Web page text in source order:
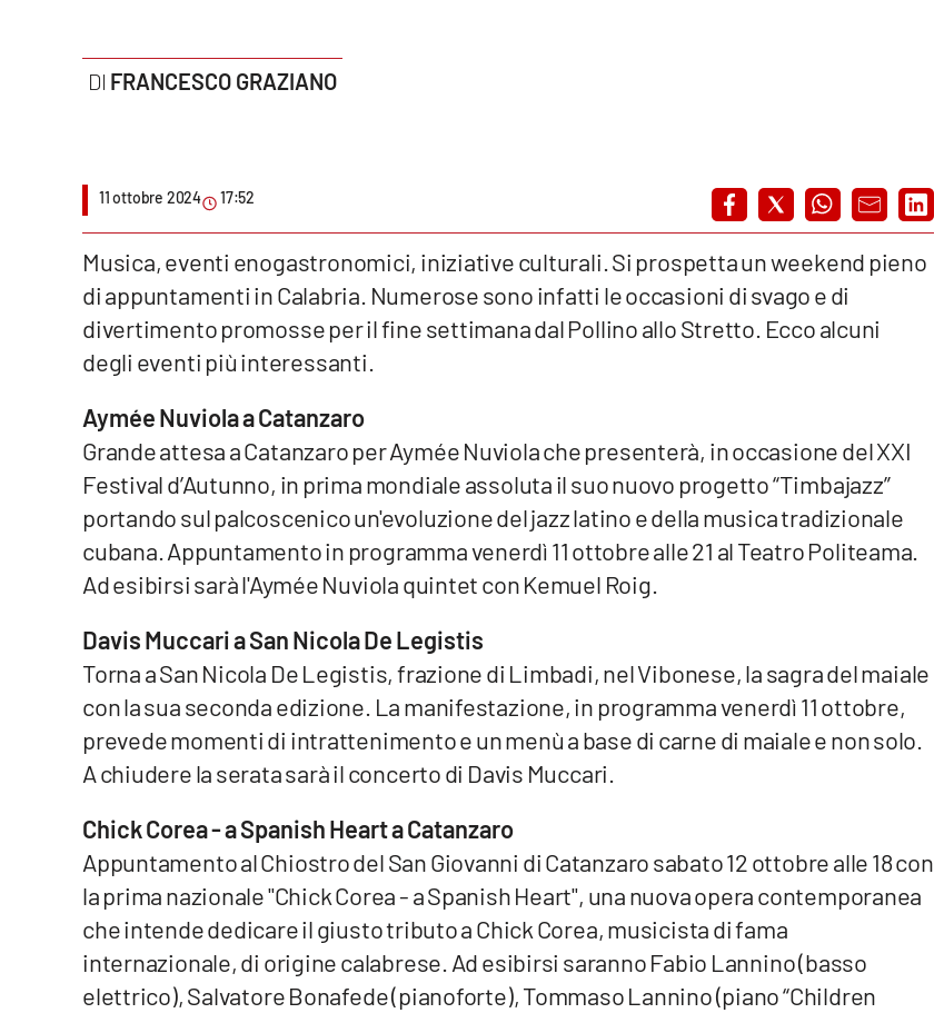
Parchi Marini Calabria
Imprese Di Calabria
Venti di comunicazione
Streaming
Vibo Valentia
FRANCESCO GRAZIANO
11 ottobre 2024 17:52
Musica,eventi enogastronomici, iniziative culturali. Si prospetta unweekend pieno
di appuntamenti in Calabria. Numerose sono infatti le occasioni di svago e di
divertimento promosse per il fine settimana dal Pollino allo Stretto. Ecco alcuni
degli eventi più interessanti.
Aymée Nuviola a Catanzaro
Grande attesa a Catanzaro per Aymée Nuviola che presenterà, in occasione del XXI
Festival d’Autunno, in prima mondiale assoluta il suo nuovo progetto “Timbajazz”
portando sul palcoscenico un'evoluzione del jazz latino e della musica tradizionale
cubana. Appuntamento in programma venerdì 11 ottobre alle 21 al Teatro Politeama.
Ad esibirsi sarà l'Aymée Nuviola quintet con Kemuel Roig.
Davis Muccari a San Nicola De Legistis
Torna a San Nicola De Legistis, frazione di Limbadi, nel Vibonese, la sagra del maiale
con la sua seconda edizione. La manifestazione, in programma venerdì 11 ottobre,
prevede momenti di intrattenimento e un menù a base di carne di maiale e non solo.
A chiudere la serata sarà il concerto di Davis Muccari.
Chick Corea - a Spanish Heart a Catanzaro
Appuntamento al Chiostro del San Giovanni di Catanzaro sabato 12 ottobre alle 18 con
la prima nazionale "Chick Corea - a Spanish Heart", una nuova opera contemporanea
che intende dedicare il giusto tributo a Chick Corea, musicista di fama
internazionale, di origine calabrese. Ad esibirsi saranno Fabio Lannino (basso
elettrico), Salvatore Bonafede (pianoforte), Tommaso Lannino (piano “Children